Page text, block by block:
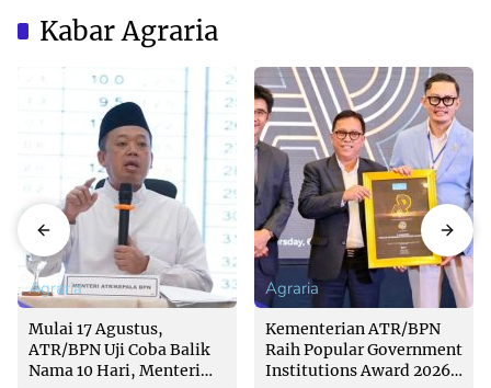
Kabar Agraria
Agraria
Mulai 17 Agustus,
ATR/BPN Uji Coba Balik
Nama 10 Hari, Menteri
Agraria
Kementerian ATR/BPN
Raih Popular Government
Institutions Award 2026